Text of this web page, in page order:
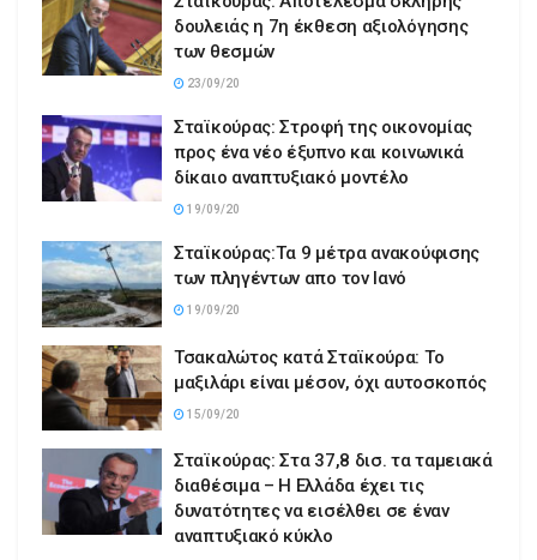
δουλειάς η 7η έκθεση αξιολόγησης
των θεσμών
23/09/20
Σταϊκούρας: Στροφή της οικονομίας
προς ένα νέο έξυπνο και κοινωνικά
δίκαιο αναπτυξιακό μοντέλο
19/09/20
Σταϊκούρας:Tα 9 μέτρα ανακούφισης
των πληγέντων απο τον Ιανό
19/09/20
Τσακαλώτος κατά Σταϊκούρα: Το
μαξιλάρι είναι μέσον, όχι αυτοσκοπός
15/09/20
Σταϊκούρας: Στα 37,8 δισ. τα ταμειακά
διαθέσιμα – Η Ελλάδα έχει τις
δυνατότητες να εισέλθει σε έναν
αναπτυξιακό κύκλο